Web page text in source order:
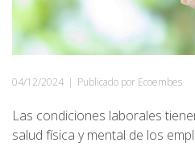
04/12/2024 | Publicado por Ecoembes
Las condiciones laborales
salud física y mental de los